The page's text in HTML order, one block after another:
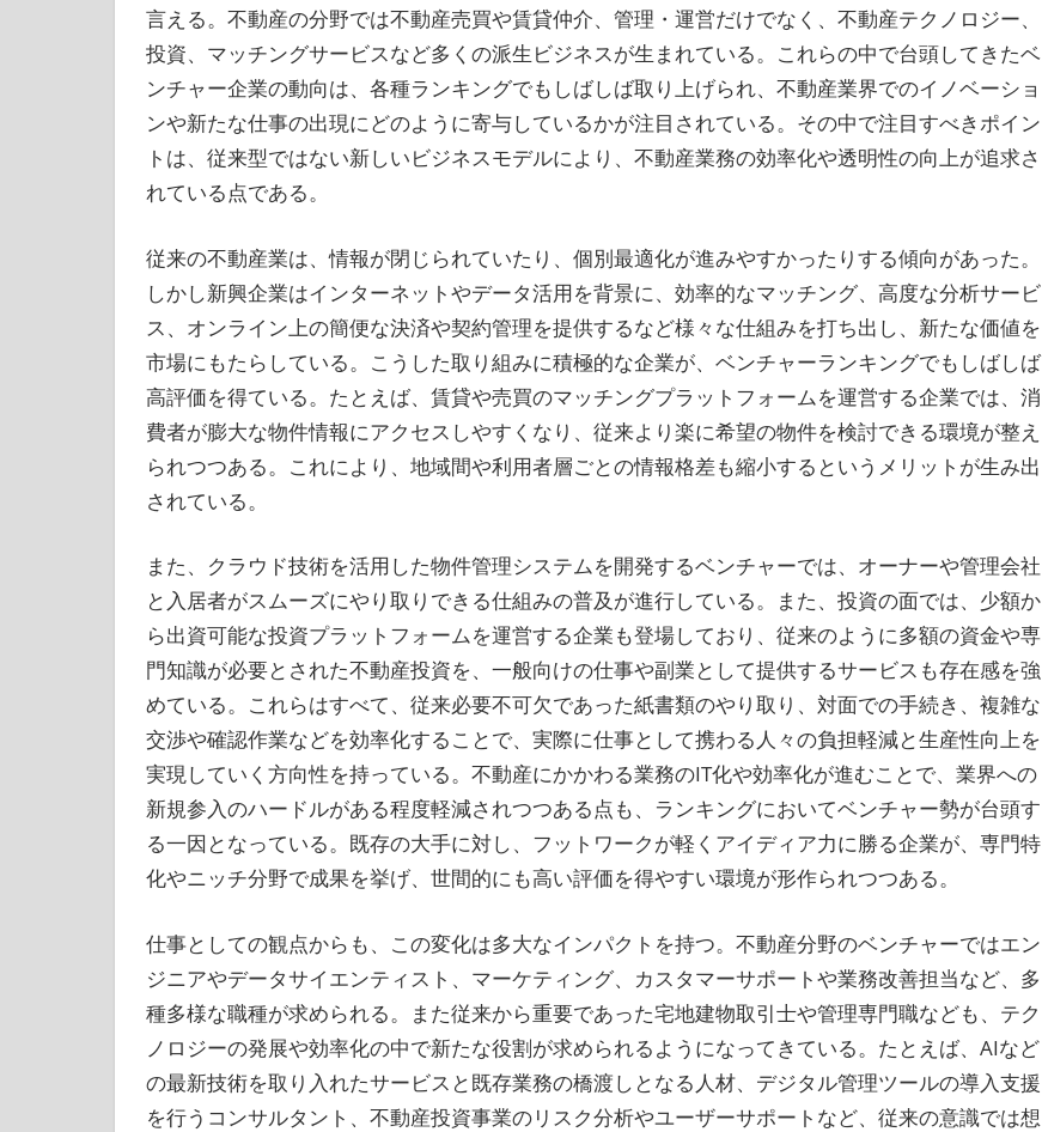
言える。不動産の分野では不動産売買や賃貸仲介、管理・運営だけでなく、不動産テクノロジー、
投資、マッチングサービスなど多くの派生ビジネスが生まれている。これらの中で台頭してきたベ
ンチャー企業の動向は、各種ランキングでもしばしば取り上げられ、不動産業界でのイノベーショ
ンや新たな仕事の出現にどのように寄与しているかが注目されている。その中で注目すべきポイン
トは、従来型ではない新しいビジネスモデルにより、不動産業務の効率化や透明性の向上が追求さ
れている点である。
従来の不動産業は、情報が閉じられていたり、個別最適化が進みやすかったりする傾向があった。
しかし新興企業はインターネットやデータ活用を背景に、効率的なマッチング、高度な分析サービ
ス、オンライン上の簡便な決済や契約管理を提供するなど様々な仕組みを打ち出し、新たな価値を
市場にもたらしている。こうした取り組みに積極的な企業が、ベンチャーランキングでもしばしば
高評価を得ている。たとえば、賃貸や売買のマッチングプラットフォームを運営する企業では、消
費者が膨大な物件情報にアクセスしやすくなり、従来より楽に希望の物件を検討できる環境が整え
られつつある。これにより、地域間や利用者層ごとの情報格差も縮小するというメリットが生み出
されている。
また、クラウド技術を活用した物件管理システムを開発するベンチャーでは、オーナーや管理会社
と入居者がスムーズにやり取りできる仕組みの普及が進行している。また、投資の面では、少額か
ら出資可能な投資プラットフォームを運営する企業も登場しており、従来のように多額の資金や専
門知識が必要とされた不動産投資を、一般向けの仕事や副業として提供するサービスも存在感を強
めている。これらはすべて、従来必要不可欠であった紙書類のやり取り、対面での手続き、複雑な
交渉や確認作業などを効率化することで、実際に仕事として携わる人々の負担軽減と生産性向上を
実現していく方向性を持っている。不動産にかかわる業務のIT化や効率化が進むことで、業界への
新規参入のハードルがある程度軽減されつつある点も、ランキングにおいてベンチャー勢が台頭す
る一因となっている。既存の大手に対し、フットワークが軽くアイディア力に勝る企業が、専門特
化やニッチ分野で成果を挙げ、世間的にも高い評価を得やすい環境が形作られつつある。
仕事としての観点からも、この変化は多大なインパクトを持つ。不動産分野のベンチャーではエン
ジニアやデータサイエンティスト、マーケティング、カスタマーサポートや業務改善担当など、多
種多様な職種が求められる。また従来から重要であった宅地建物取引士や管理専門職なども、テク
ノロジーの発展や効率化の中で新たな役割が求められるようになってきている。たとえば、AIなど
の最新技術を取り入れたサービスと既存業務の橋渡しとなる人材、デジタル管理ツールの導入支援
を行うコンサルタント、不動産投資事業のリスク分析やユーザーサポートなど、従来の意識では想